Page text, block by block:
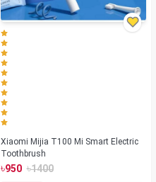
Xiaomi Mijia T100 Mi Smart Electric
Toothbrush
৳950 ৳1400